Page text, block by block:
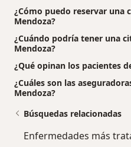
¿Cómo puedo reservar una
Mendoza?
¿Cuándo podría tener una
Mendoza?
¿Qué opinan los pacientes
¿Cuáles son las
Mendoza?
Búsquedas relacionadas
Enfermedades más